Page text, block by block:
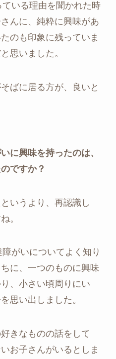
いる理由を聞かれた時
んに、純粋に興味があ
のも印象に残っていま
思いました。
ばに居る方が、良いと
に興味を持ったのは、
ですか？
いうより、再認識し
。
がいについてよく知り
に、一つのものに興味
、小さい頃周りにい
思い出しました。
きなものの話をして
お子さんがいるとしま